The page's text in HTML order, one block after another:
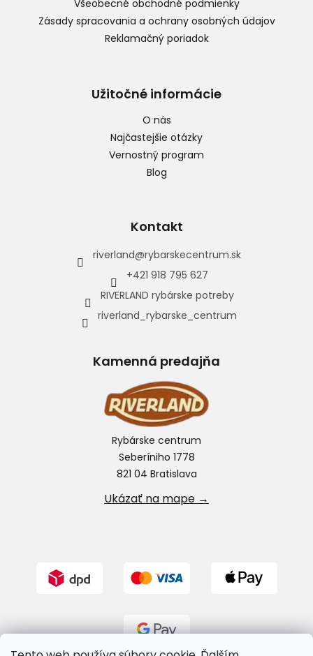
Všeobecné obchodné podmienky
Zásady spracovania a ochrany osobných údajov
Reklamačný poriadok
Užitočné informácie
O nás
Najčastejšie otázky
Vernostný program
Blog
Kontakt
riverland@rybarskecentrum.sk
+421 918 795 627
RIVERLAND rybárske potreby
riverland_rybarske_centrum
Kamenná predajňa
Rybárske centrum
Seberíniho 1778
821 04 Bratislava
Ukázať na mape →